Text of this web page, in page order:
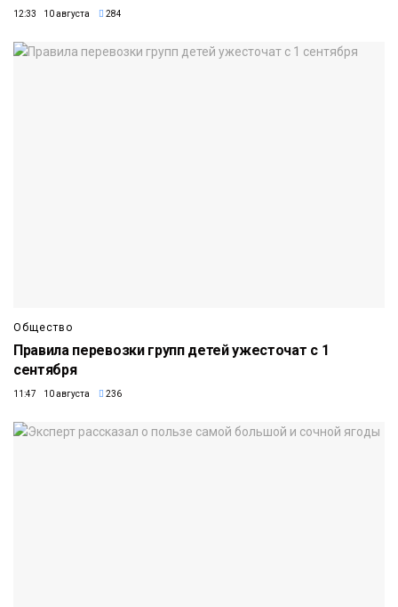
12:33 10 августа 284
Общество
Правила перевозки групп детей ужесточат с 1
сентября
11:47 10 августа 236